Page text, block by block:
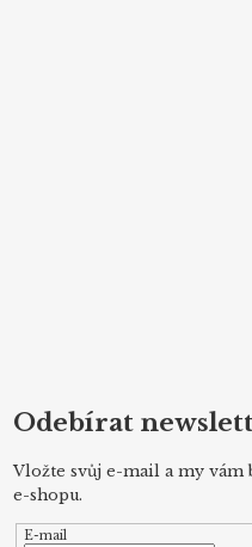
Odebírat
Vložte svůj e-mail a my vám
e-shopu.
E-mail